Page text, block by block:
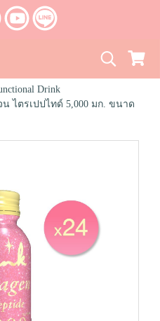
Drink
ไตรเปปไทด์ 5,000 มก. ขนาด